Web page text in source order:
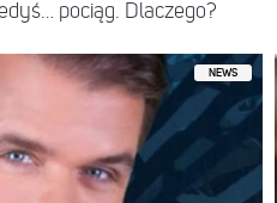
pociąg. Dlaczego?
NEWS